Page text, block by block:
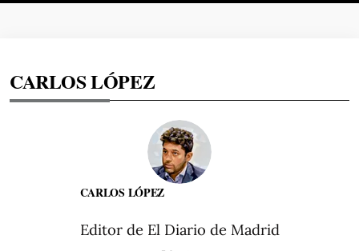
CARLOS LÓPEZ
CARLOS LÓPEZ
Editor de El Diario de Madrid